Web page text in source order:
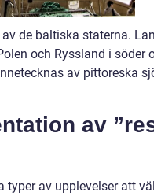
de baltiska staterna.
och Ryssland i söder
av pittoreska
av
typer av upplevelser att